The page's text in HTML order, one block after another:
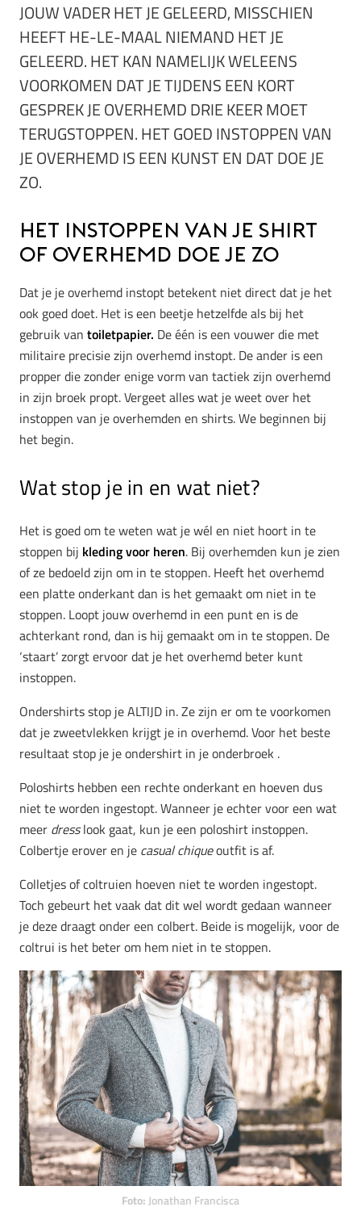
JOUW VADER HET JE GELEERD, MISSCHIEN
HEEFT HE-LE-MAAL NIEMAND HET JE
GELEERD. HET KAN NAMELIJK WELEENS
VOORKOMEN DAT JE TIJDENS EEN KORT
GESPREK JE OVERHEMD DRIE KEER MOET
TERUGSTOPPEN. HET GOED INSTOPPEN VAN
JE OVERHEMD IS EEN KUNST EN DAT DOE JE
ZO.
Het instoppen van je shirt
of overhemd doe je zo
Dat je je overhemd instopt betekent niet direct dat je het
ook goed doet. Het is een beetje hetzelfde als bij het
gebruik van toiletpapier. De één is een vouwer die met
militaire precisie zijn overhemd instopt. De ander is een
propper die zonder enige vorm van tactiek zijn overhemd
in zijn broek propt. Vergeet alles wat je weet over het
instoppen van je overhemden en shirts. We beginnen bij
het begin.
Wat stop je in en wat niet?
Het is goed om te weten wat je wél en niet hoort in te
stoppen bij kleding voor heren. Bij overhemden kun je zien
of ze bedoeld zijn om in te stoppen. Heeft het overhemd
een platte onderkant dan is het gemaakt om niet in te
stoppen. Loopt jouw overhemd in een punt en is de
achterkant rond, dan is hij gemaakt om in te stoppen. De
‘staart’ zorgt ervoor dat je het overhemd beter kunt
instoppen.
Ondershirts stop je ALTIJD in. Ze zijn er om te voorkomen
dat je zweetvlekken krijgt je in overhemd. Voor het beste
resultaat stop je je ondershirt in je onderbroek .
Poloshirts hebben een rechte onderkant en hoeven dus
niet te worden ingestopt. Wanneer je echter voor een wat
meer dresslook gaat, kun je een poloshirt instoppen.
Colbertje erover en je casual chiqueoutfit is af.
Colletjes of coltruien hoeven niet te worden ingestopt.
Toch gebeurt het vaak dat dit wel wordt gedaan wanneer
je deze draagt onder een colbert. Beide is mogelijk, voor de
coltrui is het beter om hem niet in te stoppen.
Foto: Jonathan Francisca